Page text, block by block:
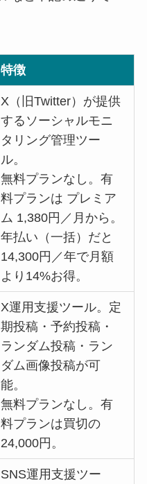
特徴
X（旧Twitter）が提供
するソーシャルモニ
タリング管理ツー
ル。
無料プランなし。有
料プランは プレミア
ム 1,380円／月から。
年払い（一括）だと
14,300円／年で月額
より14%お得。
X運用支援ツール。定
期投稿・予約投稿・
ランダム投稿・ラン
ダム画像投稿が可
能。
無料プランなし。有
料プランは買切の
24,000円。
SNS運用支援ツー